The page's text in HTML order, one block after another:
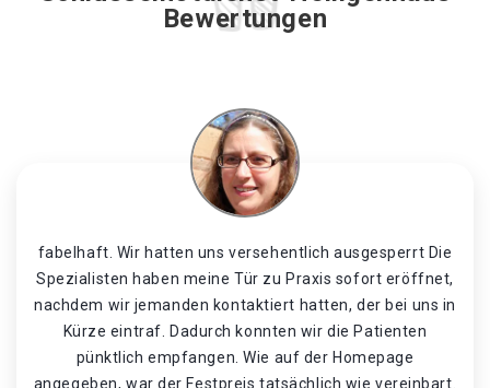
Bewertungen
fabelhaft. Wir hatten uns versehentlich ausgesperrt Die
Spezialisten haben meine Tür zu Praxis sofort eröffnet,
nachdem wir jemanden kontaktiert hatten, der bei uns in
Kürze eintraf. Dadurch konnten wir die Patienten
pünktlich empfangen. Wie auf der Homepage
angegeben, war der Festpreis tatsächlich wie vereinbart.